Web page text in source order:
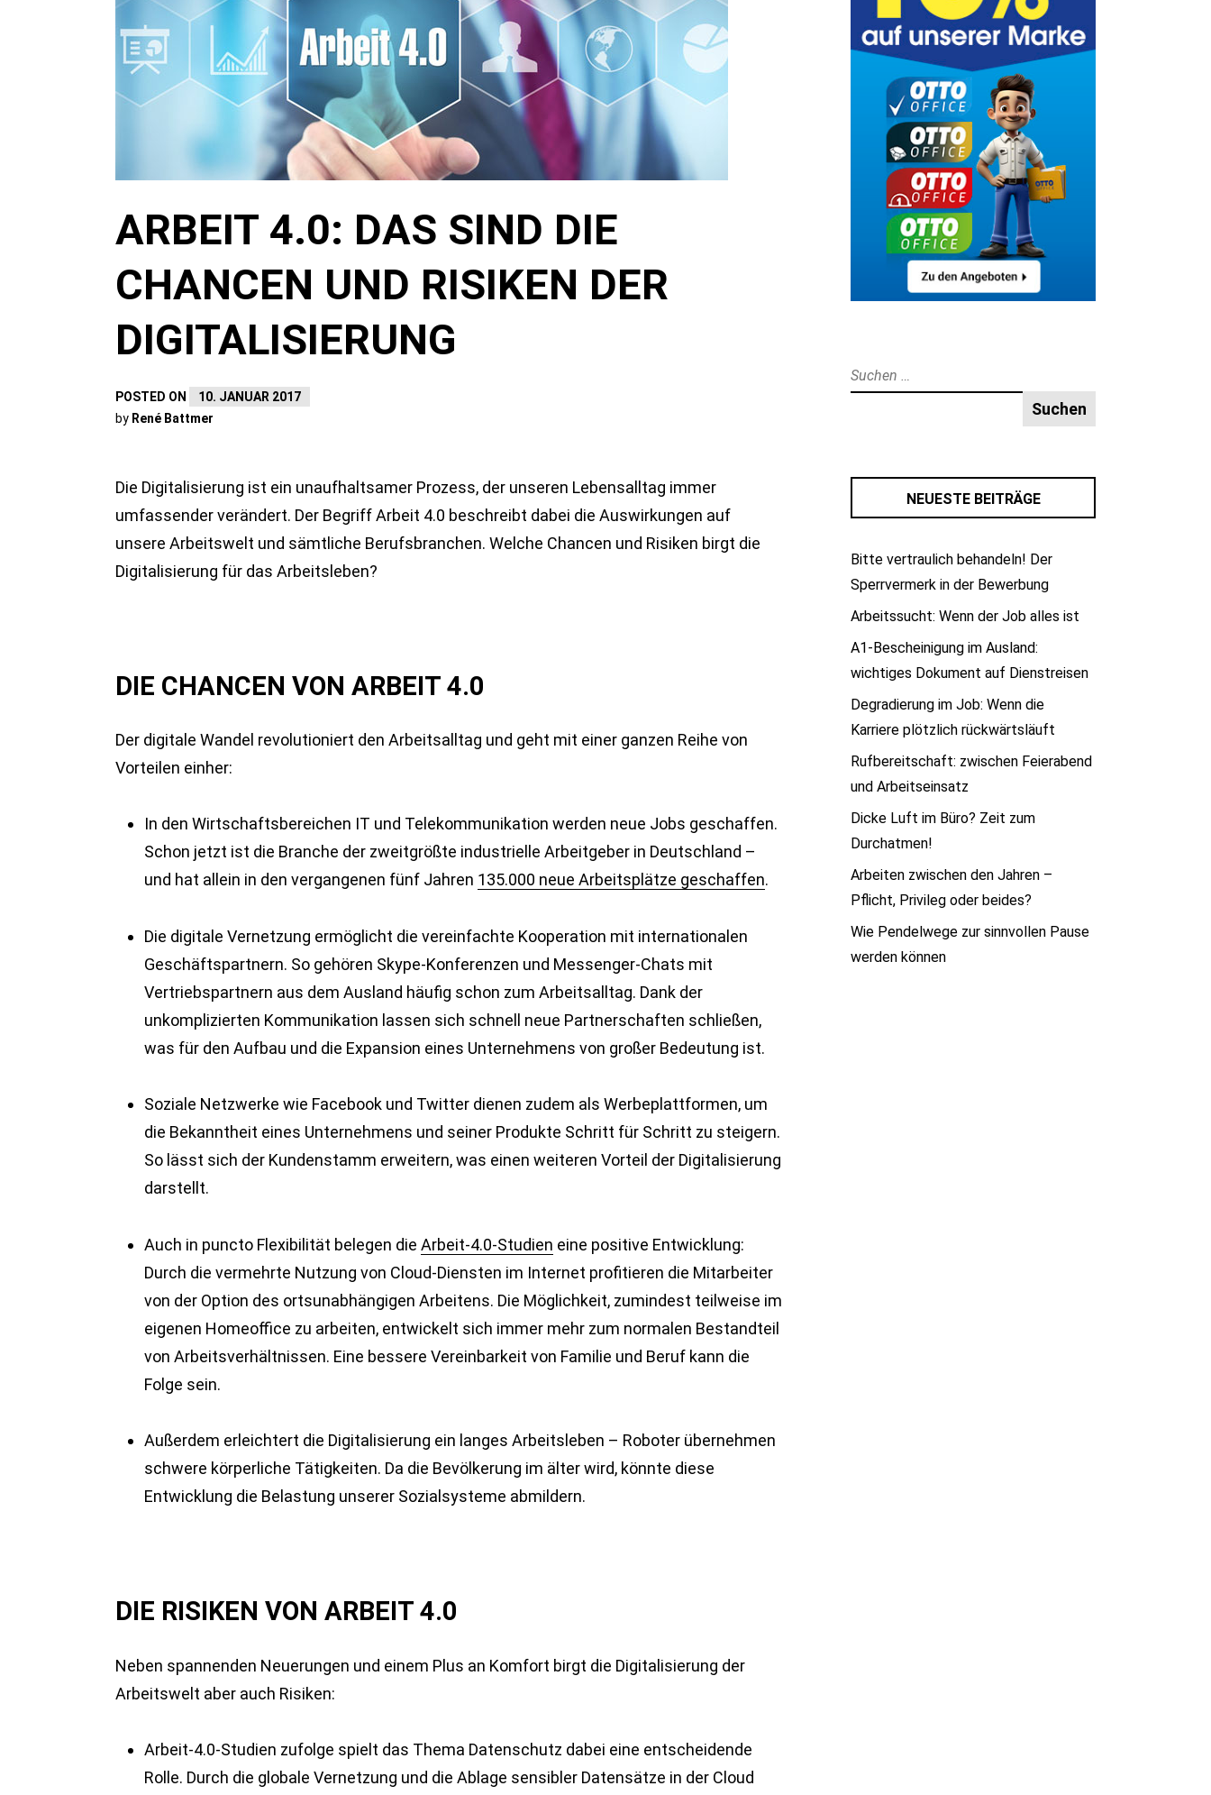
ARBEIT 4.0: DAS SIND DIE
CHANCEN UND RISIKEN DER
DIGITALISIERUNG
POSTED ON
10. JANUAR 2017
by René Battmer
Die Digitalisierung ist ein unaufhaltsamer Prozess, der unseren Lebensalltag immer
umfassender verändert. Der Begriff Arbeit 4.0 beschreibt dabei die Auswirkungen auf
unsere Arbeitswelt und sämtliche Berufsbranchen. Welche Chancen und Risiken birgt die
Digitalisierung für das Arbeitsleben?
DIE CHANCEN VON ARBEIT 4.0
Der digitale Wandel revolutioniert den Arbeitsalltag und geht mit einer ganzen Reihe von
Vorteilen einher:
In den Wirtschaftsbereichen IT und Telekommunikation werden neue Jobs geschaffen.
Schon jetzt ist die Branche der zweitgrößte industrielle Arbeitgeber in Deutschland –
und hat allein in den vergangenen fünf Jahren 135.000 neue Arbeitsplätze geschaffen.
Die digitale Vernetzung ermöglicht die vereinfachte Kooperation mit internationalen
Geschäftspartnern. So gehören Skype-Konferenzen und Messenger-Chats mit
Vertriebspartnern aus dem Ausland häufig schon zum Arbeitsalltag. Dank der
unkomplizierten Kommunikation lassen sich schnell neue Partnerschaften schließen,
was für den Aufbau und die Expansion eines Unternehmens von großer Bedeutung ist.
Soziale Netzwerke wie Facebook und Twitter dienen zudem als Werbeplattformen, um
die Bekanntheit eines Unternehmens und seiner Produkte Schritt für Schritt zu steigern.
So lässt sich der Kundenstamm erweitern, was einen weiteren Vorteil der Digitalisierung
darstellt.
Auch in puncto Flexibilität belegen die Arbeit-4.0-Studien eine positive Entwicklung:
Durch die vermehrte Nutzung von Cloud-Diensten im Internet profitieren die Mitarbeiter
von der Option des ortsunabhängigen Arbeitens. Die Möglichkeit, zumindest teilweise im
eigenen Homeoffice zu arbeiten, entwickelt sich immer mehr zum normalen Bestandteil
von Arbeitsverhältnissen. Eine bessere Vereinbarkeit von Familie und Beruf kann die
Folge sein.
Außerdem erleichtert die Digitalisierung ein langes Arbeitsleben – Roboter übernehmen
schwere körperliche Tätigkeiten. Da die Bevölkerung im älter wird, könnte diese
Entwicklung die Belastung unserer Sozialsysteme abmildern.
DIE RISIKEN VON ARBEIT 4.0
Neben spannenden Neuerungen und einem Plus an Komfort birgt die Digitalisierung der
Arbeitswelt aber auch Risiken:
Arbeit-4.0-Studien zufolge spielt das Thema Datenschutz dabei eine entscheidende
Rolle. Durch die globale Vernetzung und die Ablage sensibler Datensätze in der Cloud
Suche
nach:
NEUESTE BEITRÄGE
Bitte vertraulich behandeln! Der
Sperrvermerk in der Bewerbung
Arbeitssucht: Wenn der Job alles ist
A1-Bescheinigung im Ausland:
wichtiges Dokument auf Dienstreisen
Degradierung im Job: Wenn die
Karriere plötzlich rückwärtsläuft
Rufbereitschaft: zwischen Feierabend
und Arbeitseinsatz
Dicke Luft im Büro? Zeit zum
Durchatmen!
Arbeiten zwischen den Jahren –
Pflicht, Privileg oder beides?
Wie Pendelwege zur sinnvollen Pause
werden können